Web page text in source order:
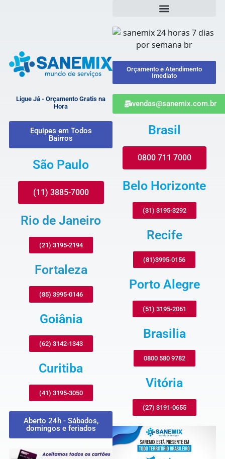
Ligue Já - Orçamento Gratis na
Hora
Equipes em Todos
Bairros
São Paulo
(11) 3885-7000
Rio de Janeiro
(21) 3195-2194
Fortaleza
(85) 3995-0146
Goiânia
(62) 3142-1343
Curitiba
(41) 3195-3050
Aberto 24h - Sábados,
domingos e feriados
Orçamento e Atendimento
Imediato
vendas@sanemix.com.br
Brasil
0800 711 7000
Belo Horizonte
(31) 3195-3292
Recife
(81)3995-0156
Porto Alegre
(51) 3195-2061
Brasilia
0800 580 9782
Vitória
(27) 3191-0655